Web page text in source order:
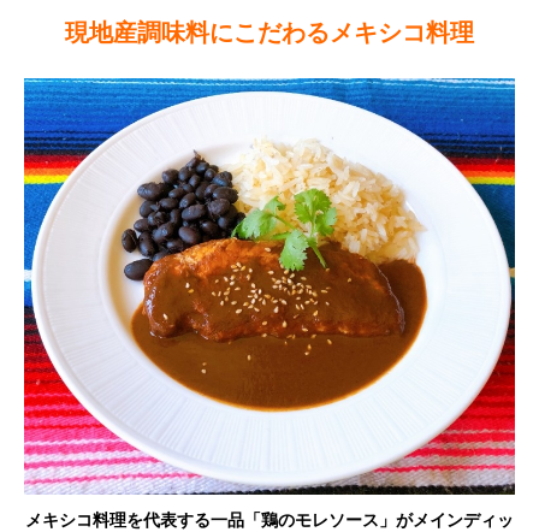
現地産調味料にこだわるメキシコ料理
メキシコ料理を代表する一品「鶏のモレソース」がメインディッ